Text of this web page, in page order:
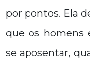
por pontos. Ela
que os homens
se aposentar,